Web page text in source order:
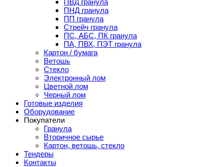
ПНД гранула
ПП гранула
Стрейч гранула
ПС, АБС, ПК гранула
ПА, ПВХ, ПЭТ гранула
Картон / бумага
Ветошь
Стекло
Электронный лом
Цветной лом
Черный лом
Готовые изделия
Оборудование
Покупатели
Гранула
Вторичное сырье
Картон, ветошь, стекло
Тендеры
Контакты